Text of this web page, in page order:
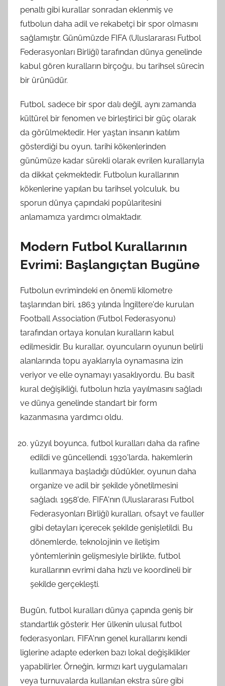
penaltı gibi kurallar sonradan eklenmiş ve
futbolun daha adil ve rekabetçi bir spor olmasını
sağlamıştır. Günümüzde FIFA (Uluslararası Futbol
Federasyonları Birliği) tarafından dünya genelinde
kabul gören kuralların birçoğu, bu tarihsel sürecin
bir ürünüdür.
Futbol, sadece bir spor dalı değil, aynı zamanda
kültürel bir fenomen ve birleştirici bir güç olarak
da görülmektedir. Her yaştan insanın katılım
gösterdiği bu oyun, tarihi kökenlerinden
günümüze kadar sürekli olarak evrilen kurallarıyla
da dikkat çekmektedir. Futbolun kurallarının
kökenlerine yapılan bu tarihsel yolculuk, bu
sporun dünya çapındaki popülaritesini
anlamamıza yardımcı olmaktadır.
Modern Futbol Kurallarının
Evrimi: Başlangıçtan Bugüne
Futbolun evrimindeki en önemli kilometre
taşlarından biri, 1863 yılında İngiltere'de kurulan
Football Association (Futbol Federasyonu)
tarafından ortaya konulan kuralların kabul
edilmesidir. Bu kurallar, oyuncuların oyunun belirli
alanlarında topu ayaklarıyla oynamasına izin
veriyor ve elle oynamayı yasaklıyordu. Bu basit
kural değişikliği, futbolun hızla yayılmasını sağladı
ve dünya genelinde standart bir form
kazanmasına yardımcı oldu.
yüzyıl boyunca, futbol kuralları daha da rafine
edildi ve güncellendi. 1930'larda, hakemlerin
kullanmaya başladığı düdükler, oyunun daha
organize ve adil bir şekilde yönetilmesini
sağladı. 1958'de, FIFA'nın (Uluslararası Futbol
Federasyonları Birliği) kuralları, ofsayt ve fauller
gibi detayları içerecek şekilde genişletildi. Bu
dönemlerde, teknolojinin ve iletişim
yöntemlerinin gelişmesiyle birlikte, futbol
kurallarının evrimi daha hızlı ve koordineli bir
şekilde gerçekleşti.
Bugün, futbol kuralları dünya çapında geniş bir
standartlık gösterir. Her ülkenin ulusal futbol
federasyonları, FIFA'nın genel kurallarını kendi
liglerine adapte ederken bazı lokal değişiklikler
yapabilirler. Örneğin, kırmızı kart uygulamaları
veya turnuvalarda kullanılan ekstra süre gibi